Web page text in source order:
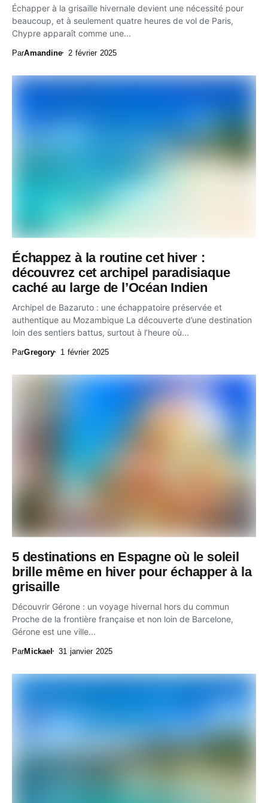
Échapper à la grisaille hivernale devient une nécessité pour
beaucoup, et à seulement quatre heures de vol de Paris,
Chypre apparaît comme une...
ParAmandine 2 février 2025
Échappez à la routine cet hiver :
découvrez cet archipel paradisiaque
caché au large de l’Océan Indien
Archipel de Bazaruto : une échappatoire préservée et
authentique au Mozambique La découverte d’une destination
loin des sentiers battus, surtout à l’heure où...
ParGregory 1 février 2025
5 destinations en Espagne où le soleil
brille même en hiver pour échapper à la
grisaille
Découvrir Gérone : un voyage hivernal hors du commun
Proche de la frontière française et non loin de Barcelone,
Gérone est une ville...
ParMickael 31 janvier 2025